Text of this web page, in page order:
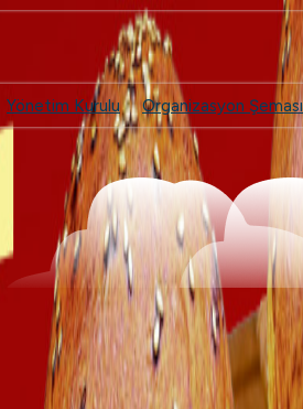
Yönetim Kurulu Organizasyon Şeması